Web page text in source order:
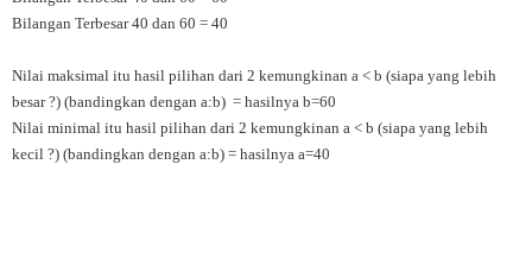
Bilangan Terbesar 40 dan 60 = 40
Nilai maksimal itu hasil pilihan dari 2 kemungkinan a < b (siapa yang lebih
besar ?) (bandingkan dengan a:b) = hasilnya b=60
Nilai minimal itu hasil pilihan dari 2 kemungkinan a < b (siapa yang lebih
kecil ?) (bandingkan dengan a:b) = hasilnya a=40